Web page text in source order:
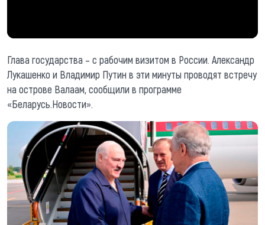
Глава государства – с рабочим визитом в России. Александр
Лукашенко и Владимир Путин в эти минуты проводят встречу
на острове Валаам, сообщили в программе
«Беларусь.Новости».